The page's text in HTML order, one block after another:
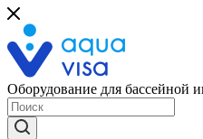
Оборудование для бассейной